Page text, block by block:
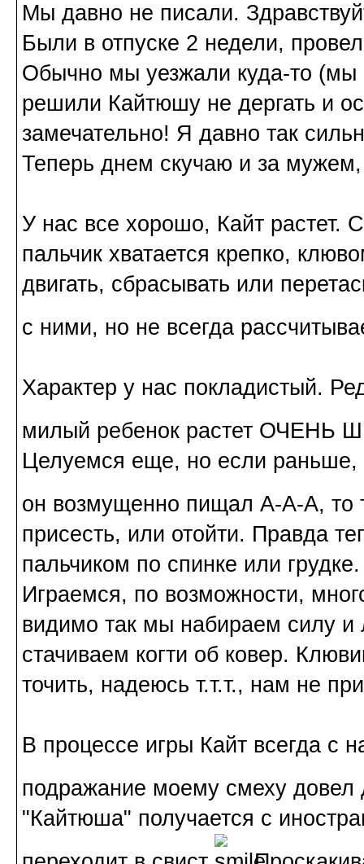
Мы давно не писали.
Были в отпуске 2 недели,
Обычно мы уезжали куда-то (мы
решили Кайтюшу не дергать и
замечательно! Я давно так
Теперь днем скучаю и за
У нас все хорошо, Кайт растет.
пальчик хватается крепко,
двигать, сбрасывать или
с ними, но не всегда
Характер у нас покладистый.
милый ребенок растет
Целуемся еще, но если раньше,
он возмущенно пищал А-А-А, то
присесть, или отойти. Правда
пальчиком по спинке или грудке.
Играемся, по возможности,
видимо так мы набираем силу и
стачиваем когти об ковер.
точить, надеюсь т.т.т., нам не
В процессе игры Кайт всегда с
подражание моему смеху
"Кайтюша" получается с